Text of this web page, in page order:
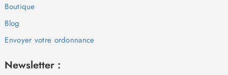
Boutique
Blog
Envoyer votre ordonnance
Newsletter :